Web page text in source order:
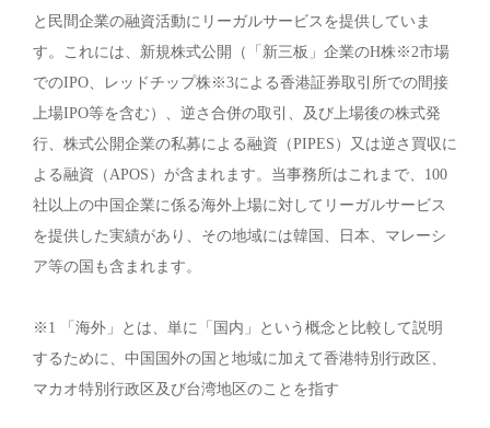
と民間企業の融資活動にリーガルサービスを提供していま
す。これには、新規株式公開（「新三板」企業のH株※2市場
でのIPO、レッドチップ株※3による香港証券取引所での間接
上場IPO等を含む）、逆さ合併の取引、及び上場後の株式発
行、株式公開企業の私募による融資（PIPES）又は逆さ買収に
よる融資（APOS）が含まれます。当事務所はこれまで、100
社以上の中国企業に係る海外上場に対してリーガルサービス
を提供した実績があり、その地域には韓国、日本、マレーシ
ア等の国も含まれます。
※1 「海外」とは、単に「国内」という概念と比較して説明
するために、中国国外の国と地域に加えて香港特別行政区、
マカオ特別行政区及び台湾地区のことを指す